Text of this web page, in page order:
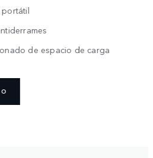
portátil
de espacio de carga